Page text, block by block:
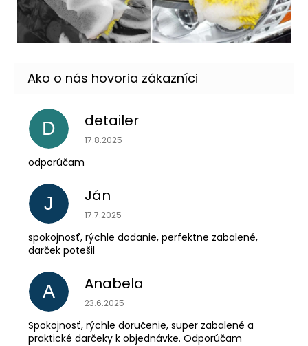
D detailer
Hodnotenie obchodu je 5 z 5 hviezdičiek.
17.8.2025
odporúčam
J Ján
Hodnotenie obchodu je 5 z 5 hviezdičiek.
17.7.2025
spokojnosť, rýchle dodanie, perfektne zabalené,
darček potešil
A Anabela
Hodnotenie obchodu je 5 z 5 hviezdičiek.
23.6.2025
Spokojnosť, rýchle doručenie, super zabalené a
praktické darčeky k objednávke. Odporúčam